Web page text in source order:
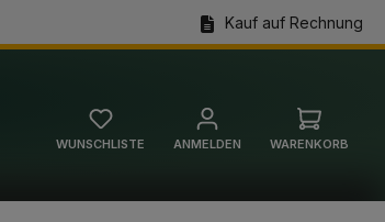
Kauf auf Rechnung
WUNSCHLISTE ANMELDEN WARENKORB